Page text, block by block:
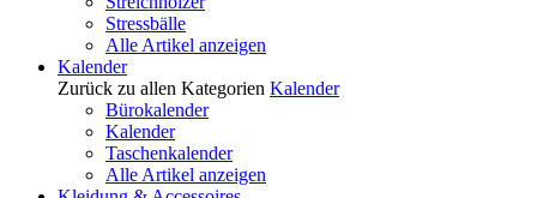
Stressbälle
Alle Artikel anzeigen
Kalender
Zurück zu allen Kategorien Kalender
Bürokalender
Kalender
Taschenkalender
Alle Artikel anzeigen